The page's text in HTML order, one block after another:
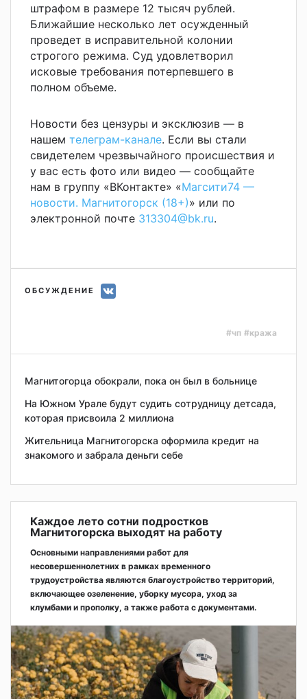
штрафом в размере 12 тысяч рублей.
Ближайшие несколько лет осужденный
проведет в исправительной колонии
строгого режима. Суд удовлетворил
исковые требования потерпевшего в
полном объеме.
Новости без цензуры и эксклюзив — в
нашем телеграм-канале. Если вы стали
свидетелем чрезвычайного происшествия и
у вас есть фото или видео — сообщайте
нам в группу «ВКонтакте» «Магсити74 —
новости. Магнитогорск (18+)» или по
электронной почте 313304@bk.ru.
ОБСУЖДЕНИЕ
#чп #кража
Магнитогорца обокрали, пока он был в больнице
На Южном Урале будут судить сотрудницу детсада,
которая присвоила 2 миллиона
Жительница Магнитогорска оформила кредит на
знакомого и забрала деньги себе
Каждое лето сотни подростков
Магнитогорска выходят на работу
Основными направлениями работ для
несовершеннолетних в рамках временного
трудоустройства являются благоустройство территорий,
включающее озеленение, уборку мусора, уход за
клумбами и прополку, а также работа с документами.